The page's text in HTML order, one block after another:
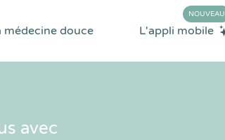
médecine douce L'appli mobile
NOUVEAU
avec